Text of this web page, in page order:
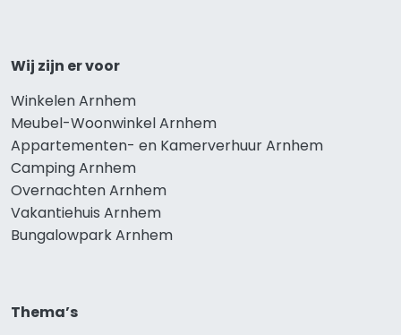
Wij zijn er voor
Winkelen Arnhem
Meubel-Woonwinkel Arnhem
Appartementen- en Kamerverhuur Arnhem
Camping Arnhem
Overnachten Arnhem
Vakantiehuis Arnhem
Bungalowpark Arnhem
Thema’s